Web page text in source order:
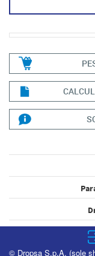
© Dropsa S.p.A. (sole